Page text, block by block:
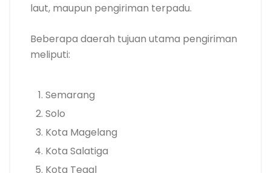
laut, maupun pengiriman terpadu.
Beberapa daerah tujuan utama pengiriman
meliputi:
Semarang
Solo
Kota Magelang
Kota Salatiga
Kota Tegal